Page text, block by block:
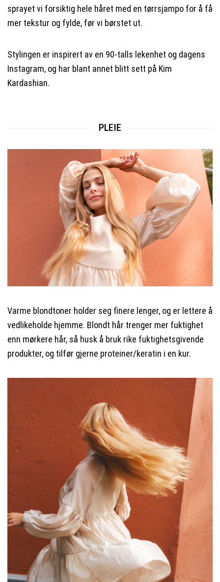
sprayet vi forsiktig hele håret med en tørrsjampo for å få
mer tekstur og fylde, før vi børstet ut.
Stylingen er inspirert av en 90-talls lekenhet og dagens
Instagram, og har blant annet blitt sett på Kim
Kardashian.
PLEIE
Varme blondtoner holder seg finere lenger, og er lettere å
vedlikeholde hjemme. Blondt hår trenger mer fuktighet
enn mørkere hår, så husk å bruk rike fuktighetsgivende
produkter, og tilfør gjerne proteiner/keratin i en kur.